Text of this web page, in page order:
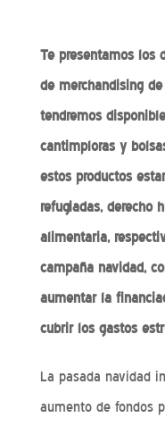
Te presentamos los
de merchandising
tendremos
cantimploras y
estos productos
refugiadas, derecho
alimentaria,
campaña navidad,
aumentar la
cubrir los gastos
La pasada navidad
aumento de fondos